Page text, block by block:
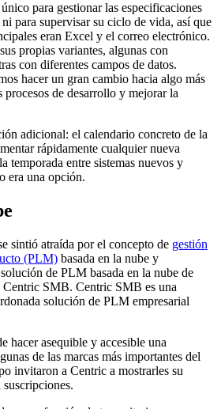
para gestionar las especificaciones
para supervisar su ciclo de vida, así que
eran Excel y el correo electrónico.
propias variantes, algunas con
con diferentes campos de datos.
hacer un gran cambio hacia algo más
procesos de desarrollo y mejorar la
adicional: el calendario concreto de la
rápidamente cualquier nueva
temporada entre sistemas nuevos y
era una opción.
sintió atraída por el concepto de gestión
(PLM) basada en la nube y
de PLM basada en la nube de
SMB. Centric SMB es una
solución de PLM empresarial
hacer asequible y accesible una
de las marcas más importantes del
invitaron a Centric a mostrarles su